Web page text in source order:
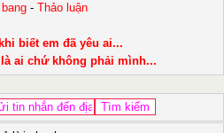
- Thảo luận
biết em đã yêu ai...
là ai chứ không phải mình...